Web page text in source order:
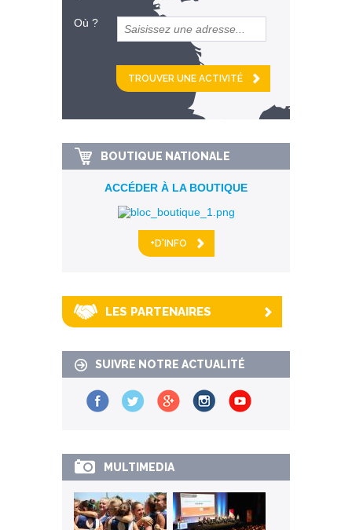
Où ?
et
km alentour
BOUTIQUE NATIONALE
ACCÉDER À LA BOUTIQUE
+D'INFO
LES PARTENAIRES
SUIVRE NOTRE ACTUALITÉ
MULTIMEDIA